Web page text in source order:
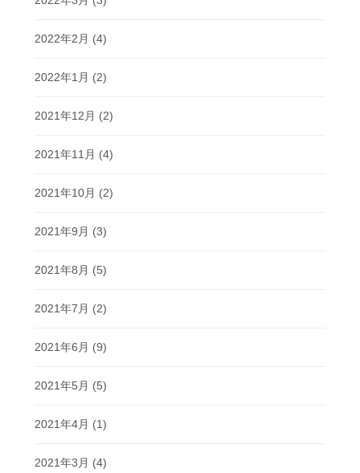
2022年2月 (4)
2022年1月 (2)
2021年12月 (2)
2021年11月 (4)
2021年10月 (2)
2021年9月 (3)
2021年8月 (5)
2021年7月 (2)
2021年6月 (9)
2021年5月 (5)
2021年4月 (1)
2021年3月 (4)